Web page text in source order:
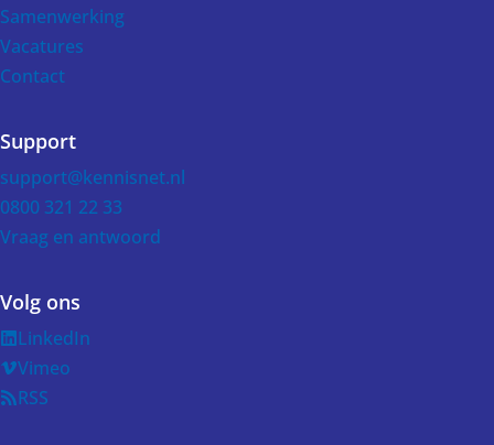
Samenwerking
Vacatures
Contact
Support
support@kennisnet.nl
0800 321 22 33
Vraag en antwoord
Volg ons
LinkedIn
Vimeo
RSS